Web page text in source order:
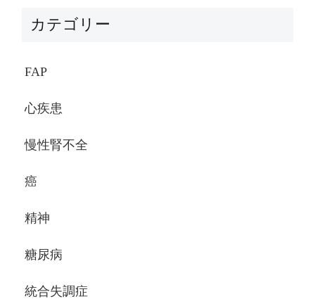
カテゴリー
FAP
心疾患
慢性腎不全
癌
精神
糖尿病
統合失調症